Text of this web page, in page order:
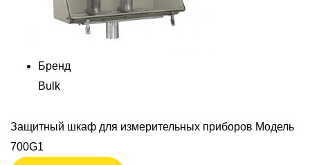
Бренд
Bulk
Защитный шкаф для измерительных приборов Модель
700G1